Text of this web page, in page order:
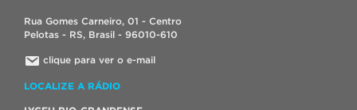
Rua Gomes Carneiro, 01 - Centro
Pelotas - RS, Brasil - 96010-610
clique para ver o e-mail
LOCALIZE A RÁDIO